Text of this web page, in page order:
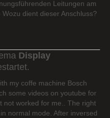
Leitungen am
dient dieser Anschluss?
Display
my coffe machine Bosch
some videos on youtube for
not worked for me.. The right
normal mode. After inversed